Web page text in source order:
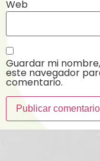
Web
Guardar mi
este navegador
comentario.